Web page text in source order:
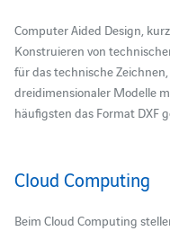
Computer Aided Design,
Konstruieren von
für das technische
dreidimensionaler Modelle
häufigsten das Format DXF
Cloud Computing
Beim Cloud Computing